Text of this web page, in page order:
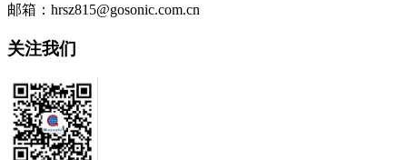
邮箱：hrsz815@gosonic.com.cn
关注我们